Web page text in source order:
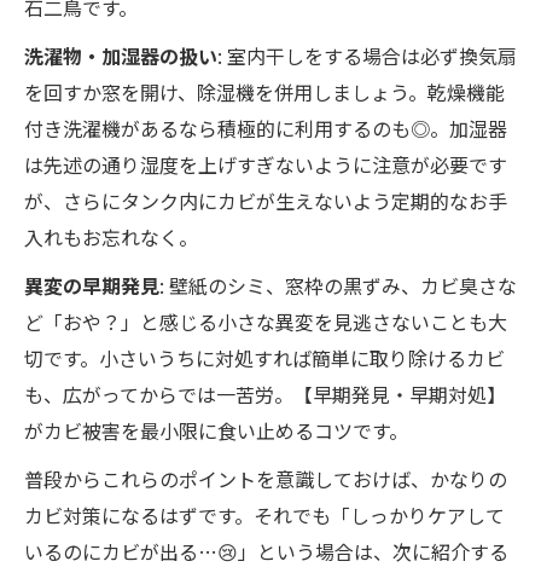
石二鳥です。
洗濯物・加湿器の扱い: 室内干しをする場合は必ず換気扇
を回すか窓を開け、除湿機を併用しましょう。乾燥機能
付き洗濯機があるなら積極的に利用するのも◎。加湿器
は先述の通り湿度を上げすぎないように注意が必要です
が、さらにタンク内にカビが生えないよう定期的なお手
入れもお忘れなく。
異変の早期発見: 壁紙のシミ、窓枠の黒ずみ、カビ臭さな
ど「おや？」と感じる小さな異変を見逃さないことも大
切です。小さいうちに対処すれば簡単に取り除けるカビ
も、広がってからでは一苦労。【早期発見・早期対処】
がカビ被害を最小限に食い止めるコツです。
普段からこれらのポイントを意識しておけば、かなりの
カビ対策になるはずです。それでも「しっかりケアして
いるのにカビが出る…😢」という場合は、次に紹介する